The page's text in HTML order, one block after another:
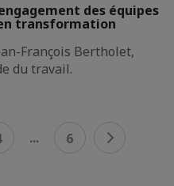
des équipes
transformation
François Bertholet,
du travail.
... 6